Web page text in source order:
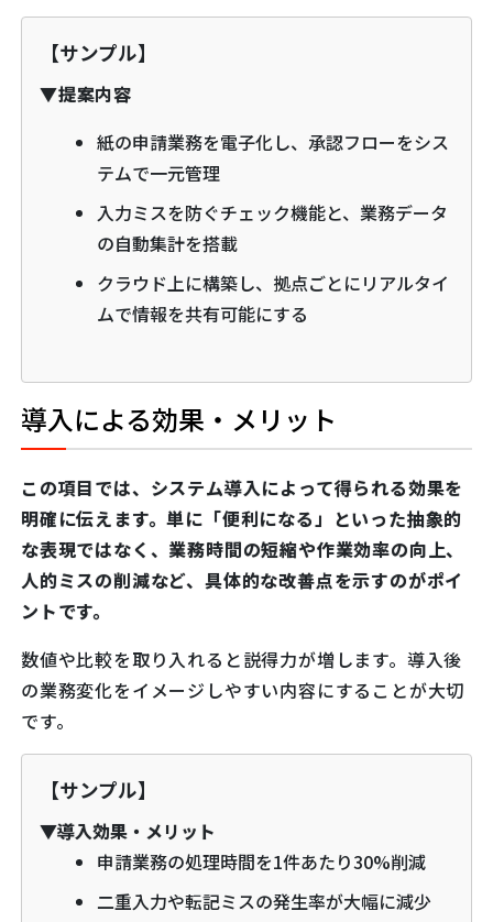
【サンプル】
▼提案内容
紙の申請業務を電子化し、承認フローをシス
テムで一元管理
入力ミスを防ぐチェック機能と、業務データ
の自動集計を搭載
クラウド上に構築し、拠点ごとにリアルタイ
ムで情報を共有可能にする
導入による効果・メリット
この項目では、システム導入によって得られる効果を
明確に伝えます。単に「便利になる」といった抽象的
な表現ではなく、業務時間の短縮や作業効率の向上、
人的ミスの削減など、具体的な改善点を示すのがポイ
ントです。
数値や比較を取り入れると説得力が増します。導入後
の業務変化をイメージしやすい内容にすることが大切
です。
【サンプル】
▼導入効果・メリット
申請業務の処理時間を1件あたり30%削減
二重入力や転記ミスの発生率が大幅に減少